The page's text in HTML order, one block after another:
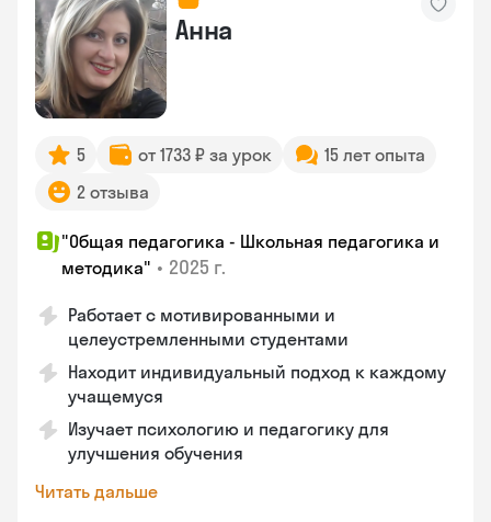
Анна
5 от 1733 ₽ за урок
15 лет опыта
2 отзыва
"Общая педагогика - Школьная педагогика и
методика" • 2025 г.
Работает с мотивированными и
целеустремленными студентами
Находит индивидуальный подход к каждому
учащемуся
Изучает психологию и педагогику для
улучшения обучения
Читать дальше